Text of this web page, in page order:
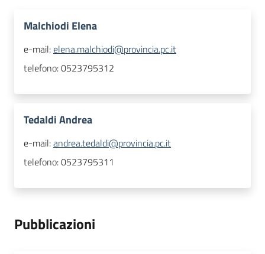
Malchiodi Elena
e-mail:elena.malchiodi@provincia.pc.it
telefono:0523795312
Tedaldi Andrea
e-mail:andrea.tedaldi@provincia.pc.it
telefono:0523795311
Pubblicazioni